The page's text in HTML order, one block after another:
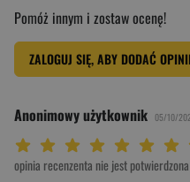
Pomóż innym i zostaw ocenę!
ZALOGUJ SIĘ, ABY DODAĆ
Anonimowy użytkownik 05/10/
Twoja
Twoja ocena:
Twoja ocena: Może
Twoja ocena: Słaba 3/10"
Twoja ocena: Bardzo słaba
Twoja ocena: Beznadziejna 1/10"
opinia recenzenta nie jest